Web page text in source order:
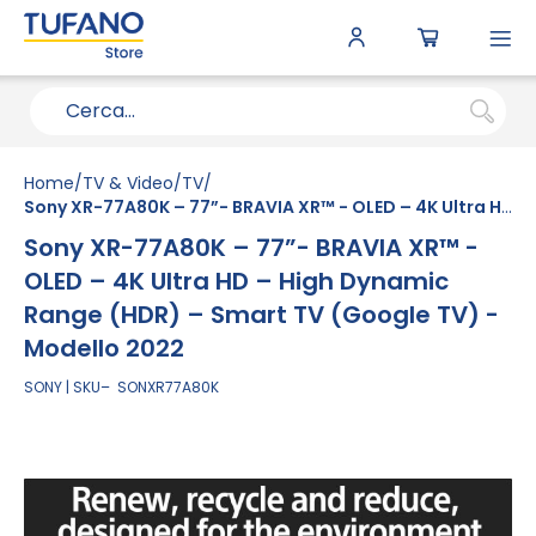
Home TV & Video TV
Sony XR-77A80K – 77”- BRAVIA XR™ - OLED – 4K Ultra HD – High Dynamic Range (HDR) – Smart TV (Google TV) - Modello 2022
Sony XR-77A80K – 77”- BRAVIA XR™ -
OLED – 4K Ultra HD – High Dynamic
Range (HDR) – Smart TV (Google TV) -
Modello 2022
SONY SKU SONXR77A80K
della
galleria